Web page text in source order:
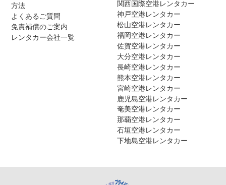
方法
よくあるご質問
免責補償のご案内
レンタカー会社一覧
関西国際空港レンタカー
神戸空港レンタカー
松山空港レンタカー
福岡空港レンタカー
佐賀空港レンタカー
大分空港レンタカー
長崎空港レンタカー
熊本空港レンタカー
宮崎空港レンタカー
鹿児島空港レンタカー
奄美空港レンタカー
那覇空港レンタカー
石垣空港レンタカー
下地島空港レンタカー